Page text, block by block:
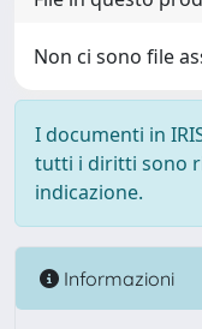
Non ci sono file
I documenti in
tutti i diritti sono
indicazione.
Informazioni